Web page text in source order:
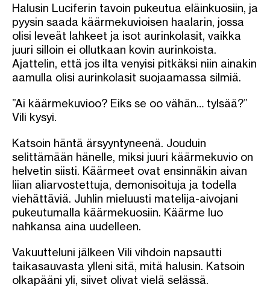
Halusin Luciferin tavoin pukeutua eläinkuosiin, ja
pyysin saada käärmekuvioisen haalarin, jossa
olisi leveät lahkeet ja isot aurinkolasit, vaikka
juuri silloin ei ollutkaan kovin aurinkoista.
Ajattelin, että jos ilta venyisi pitkäksi niin ainakin
aamulla olisi aurinkolasit suojaamassa silmiä.
”Ai käärmekuvioo? Eiks se oo vähän… tylsää?”
Vili kysyi.
Katsoin häntä ärsyyntyneenä. Jouduin
selittämään hänelle, miksi juuri käärmekuvio on
helvetin siisti. Käärmeet ovat ensinnäkin aivan
liian aliarvostettuja, demonisoituja ja todella
viehättäviä. Juhlin mieluusti matelija-aivojani
pukeutumalla käärmekuosiin. Käärme luo
nahkansa aina uudelleen.
Vakuutteluni jälkeen Vili vihdoin napsautti
taikasauvasta ylleni sitä, mitä halusin. Katsoin
olkapääni yli, siivet olivat vielä selässä.